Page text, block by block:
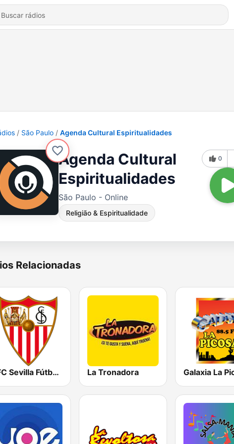
São Paulo Agenda Cultural Espiritualidades
Agenda Cultural
Espiritualidades
São Paulo - Online
Religião & Espiritualidade
0
Relacionadas
SFC Sevilla Fútbol Club Radio 91.6 La Tronadora Galaxia La